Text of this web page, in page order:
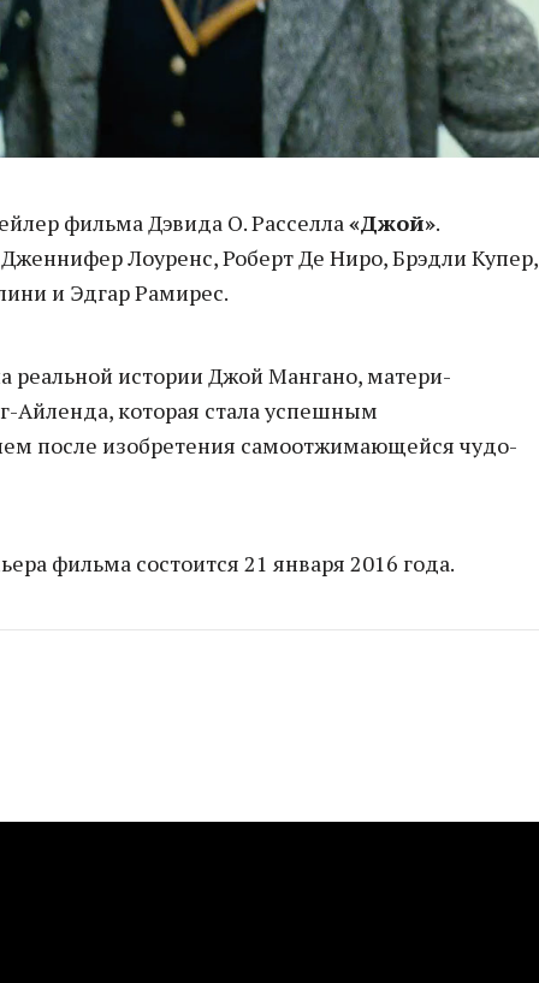
фильма Дэвида О. Расселла«Джой».
Лоуренс, Роберт Де Ниро, Брэдли Купер,
и Эдгар Рамирес.
реальной истории Джой Мангано, матери-
Айленда, которая стала успешным
после изобретения самоотжимающейся чудо-
фильма состоится 21 января 2016 года.